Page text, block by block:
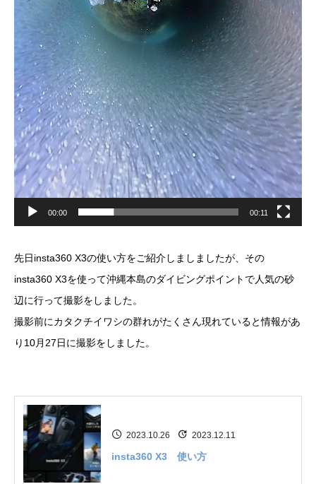
00:00 00:11
先日insta360 X3の使い方をご紹介しましましたが、その
insta360 X3を使って沖縄本島のダイビングポイントで人気の砂
辺に行って撮影をしました。
撮影前にカタクチイワシの群れがたくさん現れていると情報があ
り10月27日に撮影をしました。
2023.10.26 2023.12.11
insta360 X3 使い方